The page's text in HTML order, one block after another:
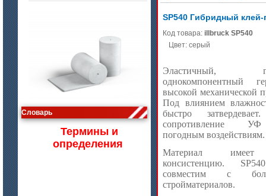
цена по запросу
Изделия МКРВ-200, МКРВХ-250
Словарь
Термины и
определения
SP540 Гибридный клей-
Код товара: illbruck SP540
Цвет: серый
Эластичный,
однокомпонентный
высокой механической
Под влиянием
быстро
сопротивление
погодным воздействиям.
Материал имеет
консистенцию.
совместим с
стройматериалов.